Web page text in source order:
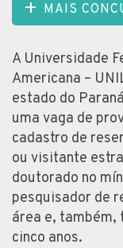
MAIS
A Universidade
Americana –
estado do
uma vaga de
cadastro de
ou visitante
doutorado no
pesquisador de
área e,
cinco anos.